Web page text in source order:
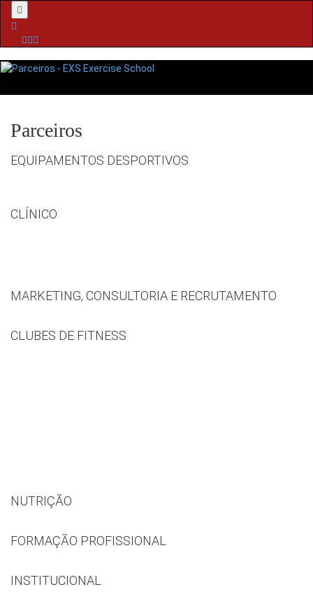
Menu
Parceiros
EQUIPAMENTOS DESPORTIVOS
CLÍNICO
MARKETING, CONSULTORIA E RECRUTAMENTO
CLUBES DE FITNESS
NUTRIÇÃO
FORMAÇÃO PROFISSIONAL
INSTITUCIONAL